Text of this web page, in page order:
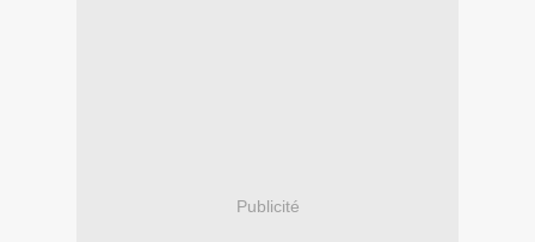
Publicité